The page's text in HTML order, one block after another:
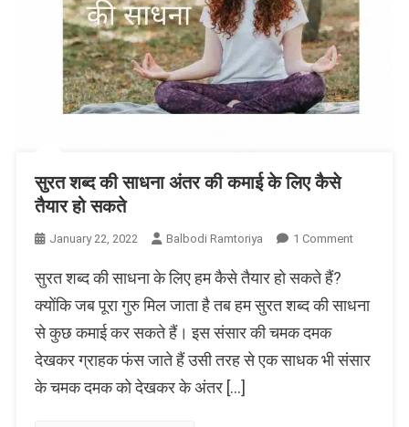
सुरत शब्द की साधना अंतर की कमाई के लिए कैसे
तैयार हो सकते
January 22, 2022 Balbodi Ramtoriya 1 CommentOn
की
सुरत शब्द की साधना के लिए हम कैसे तैयार हो सकते हैं?
क्योंकि जब पूरा गुरु मिल जाता है तब हम सुरत शब्द की साधना
से कुछ कमाई कर सकते हैं। इस संसार की चमक दमक
देखकर ग्राहक फंस जाते हैं उसी तरह से एक साधक भी संसार
के चमक दमक को देखकर के अंतर […]